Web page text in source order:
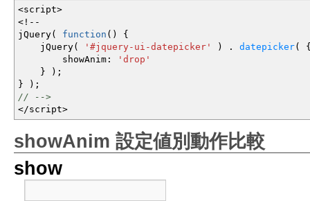
<script>
<!--
jQuery( function ( )
{
jQuery( '#jquery-ui-datepicker' ) . datepicker(
showAnim :
'drop'
}
) ;
}
) ;
// -->
</script>
showAnim 設定値別動作比較
show